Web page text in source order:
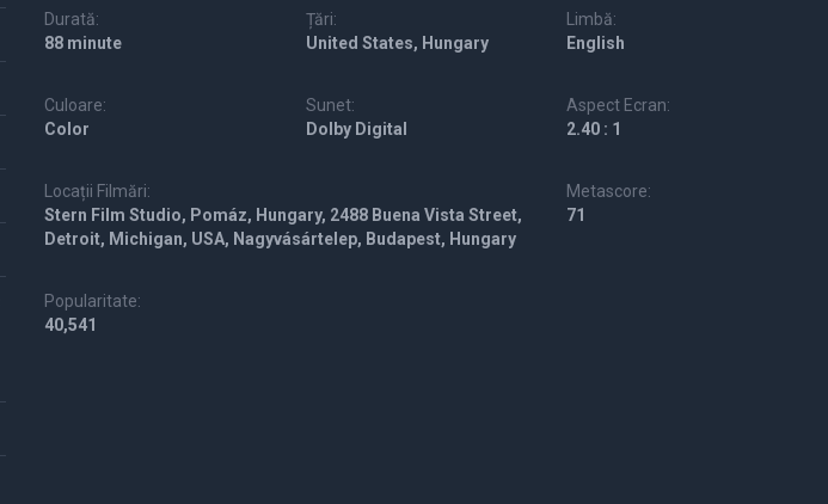
Durată:
88 minute
Țări:
United States, Hungary
Limbă:
English
Culoare:
Color
Sunet:
Dolby Digital
Aspect Ecran:
2.40 : 1
Locații Filmări:
Stern Film Studio, Pomáz, Hungary, 2488 Buena Vista Street,
Detroit, Michigan, USA, Nagyvásártelep, Budapest, Hungary
Metascore:
71
Popularitate:
40,541